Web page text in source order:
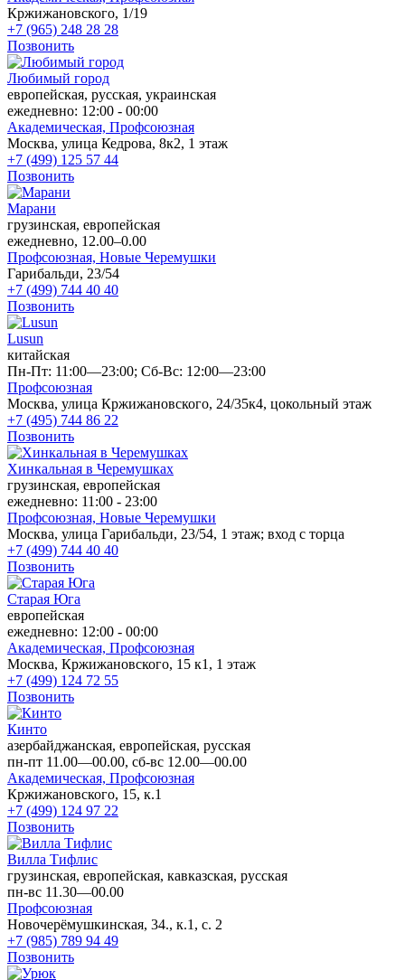
Кржижановского, 1/19
+7 (965) 248 28 28
Позвонить
Любимый город
европейская, русская, украинская
ежедневно: 12:00 - 00:00
Академическая, Профсоюзная
Москва, улица Кедрова, 8к2, 1 этаж
+7 (499) 125 57 44
Позвонить
Марани
грузинская, европейская
ежедневно, 12.00–0.00
Профсоюзная, Новые Черемушки
Гарибальди, 23/54
+7 (499) 744 40 40
Позвонить
Lusun
китайская
Пн-Пт: 11:00—23:00; Сб-Вс: 12:00—23:00
Профсоюзная
Москва, улица Кржижановского, 24/35к4, цокольный этаж
+7 (495) 744 86 22
Позвонить
Хинкальная в Черемушках
грузинская, европейская
ежедневно: 11:00 - 23:00
Профсоюзная, Новые Черемушки
Москва, улица Гарибальди, 23/54, 1 этаж; вход с торца
+7 (499) 744 40 40
Позвонить
Старая Юга
европейская
ежедневно: 12:00 - 00:00
Академическая, Профсоюзная
Москва, Кржижановского, 15 к1, 1 этаж
+7 (499) 124 72 55
Позвонить
Кинто
азербайджанская, европейская, русская
пн-пт 11.00—00.00, сб-вс 12.00—00.00
Академическая, Профсоюзная
Кржижановского, 15, к.1
+7 (499) 124 97 22
Позвонить
Вилла Тифлис
грузинская, европейская, кавказская, русская
пн-вс 11.30—00.00
Профсоюзная
Новочерёмушкинская, 34., к.1, с. 2
+7 (985) 789 94 49
Позвонить